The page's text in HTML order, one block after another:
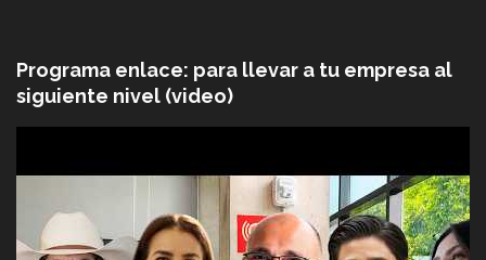
Programa enlace: para llevar a tu empresa al
siguiente nivel (video)